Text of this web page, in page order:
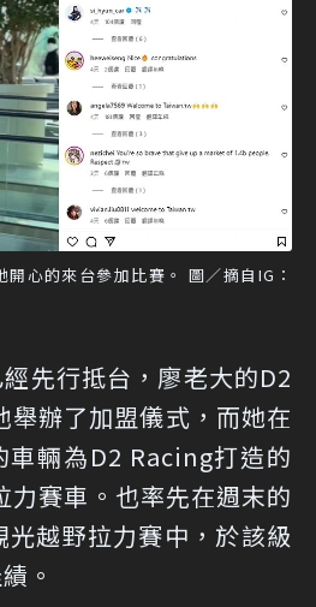
心的來台參加比賽。 圖／摘自IG：
先行抵台，廖老大的D2
辦了加盟儀式，而她在
車輛為D2 Racing打造的
力賽車。也率先在週末的
越野拉力賽中，於該級
。